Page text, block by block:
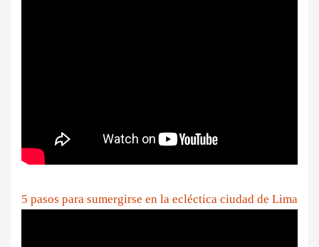
5 pasos para sumergirse en la ecléctica ciudad de Lima